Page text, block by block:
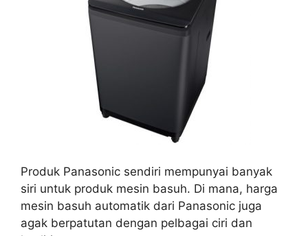
Produk Panasonic sendiri mempunyai banyak
siri untuk produk mesin basuh. Di mana, harga
mesin basuh automatik dari Panasonic juga
agak berpatutan dengan pelbagai ciri dan